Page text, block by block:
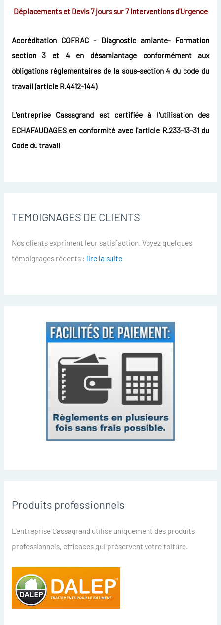
Déplacements et Devis 7 jours sur 7 Interventions d'Urgence
Accréditation COFRAC - Diagnostic amiante- Formation
section 3 et 4 en désamiantage conformément aux
obligations réglementaires de la sous-section 4 du code du
travail (article R.4412-144)
L'entreprise Cassagrand est certifiée à l'utilisation des
ECHAFAUDAGES en conformité avec l'article R.233-13-31 du
Code du travail
TEMOIGNAGES DE CLIENTS
Nos clients expriment leur satisfaction. Voyez quelques
témoignages récents : lire la suite
Produits professionnels
L'entreprise Cassagrand utilise uniquement des produits
professionnels, efficaces qui préservent votre toiture.